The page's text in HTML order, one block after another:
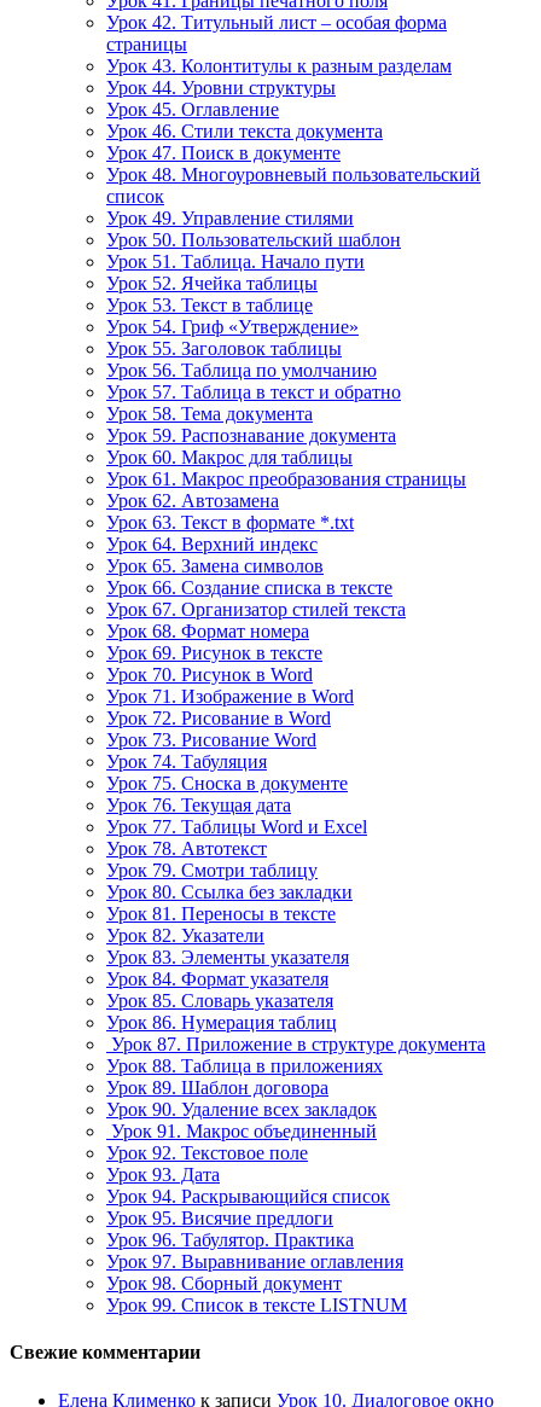
Урок 42. Титульный лист – особая форма
страницы
Урок 43. Колонтитулы к разным разделам
Урок 44. Уровни структуры
Урок 45. Оглавление
Урок 46. Стили текста документа
Урок 47. Поиск в документе
Урок 48. Многоуровневый пользовательский
список
Урок 49. Управление стилями
Урок 50. Пользовательский шаблон
Урок 51. Таблица. Начало пути
Урок 52. Ячейка таблицы
Урок 53. Текст в таблице
Урок 54. Гриф «Утверждение»
Урок 55. Заголовок таблицы
Урок 56. Таблица по умолчанию
Урок 57. Таблица в текст и обратно
Урок 58. Тема документа
Урок 59. Распознавание документа
Урок 60. Макрос для таблицы
Урок 61. Макрос преобразования страницы
Урок 62. Автозамена
Урок 63. Текст в формате *.txt
Урок 64. Верхний индекс
Урок 65. Замена символов
Урок 66. Создание списка в тексте
Урок 67. Организатор стилей текста
Урок 68. Формат номера
Урок 69. Рисунок в тексте
Урок 70. Рисунок в Word
Урок 71. Изображение в Word
Урок 72. Рисование в Word
Урок 73. Рисование Word
Урок 74. Табуляция
Урок 75. Сноска в документе
Урок 76. Текущая дата
Урок 77. Таблицы Word и Excel
Урок 78. Автотекст
Урок 79. Смотри таблицу
Урок 80. Ссылка без закладки
Урок 81. Переносы в тексте
Урок 82. Указатели
Урок 83. Элементы указателя
Урок 84. Формат указателя
Урок 85. Словарь указателя
Урок 86. Нумерация таблиц
Урок 87. Приложение в структуре документа
Урок 88. Таблица в приложениях
Урок 89. Шаблон договора
Урок 90. Удаление всех закладок
Урок 91. Макрос объединенный
Урок 92. Текстовое поле
Урок 93. Дата
Урок 94. Раскрывающийся список
Урок 95. Висячие предлоги
Урок 96. Табулятор. Практика
Урок 97. Выравнивание оглавления
Урок 98. Сборный документ
Урок 99. Список в тексте LISTNUM
Свежие комментарии
Елена Клименко к записи Урок 10. Диалоговое окно